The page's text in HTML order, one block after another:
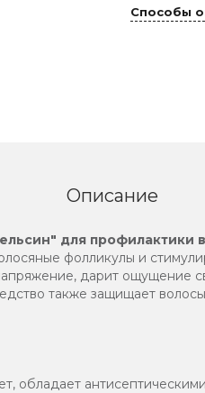
Способы
Описание
для профилактики
фолликулы и
дарит ощущение
также защищает
обладает